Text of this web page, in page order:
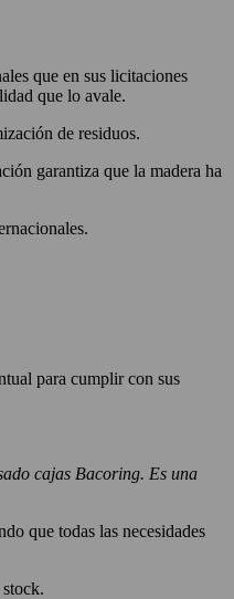
que en sus licitaciones
que lo avale.
de residuos.
garantiza que la madera ha
para cumplir con sus
cajas Bacoring. Es una
que todas las necesidades